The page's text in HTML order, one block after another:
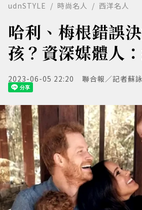
udnSTYLE 時尚名人 西洋名人
哈利、梅根錯誤
孩？資深媒體人
2023-06-05 22:20 聯合報／記者蘇